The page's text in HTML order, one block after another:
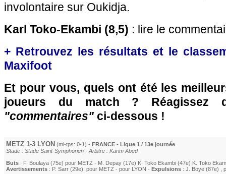
involontaire sur Oukidja.
Karl Toko-Ekambi (8,5) : lire le
+ Retrouvez les résultats et le
Maxifoot
Et pour vous, quels ont été les
joueurs du match ? Réagissez
"commentaires" ci-dessous !
METZ 1-3 LYON (mi-tps: 0-1) - FRANCE - Ligue 1 / 13e journée
Stade : Stade Saint-Symphorien - Arbitre : Karim Abed
Buts : F. Boulaya (75e) pour METZ - M. Depay (17e) K. Toko Ekambi (47e) K. Toko
Avertissements : P. Sarr (29e) , pour METZ - pour LYON - Expulsions : J. Boye (87e)
,